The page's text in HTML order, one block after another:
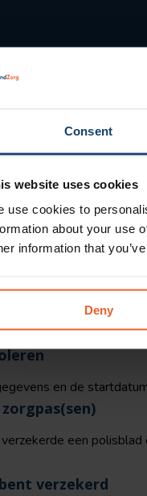
Consent
website uses cookies
use cookies to
about your use
information that
Deny
doen
en de
een polisblad
verzekerd